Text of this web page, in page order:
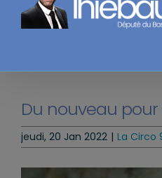
Du nouveau
jeudi, 20 Jan 2022 | La Circo